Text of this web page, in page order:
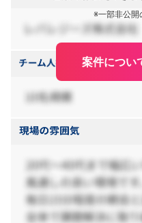
※一部非公開
案件につい